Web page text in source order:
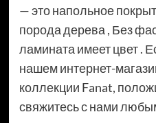
— это напольное
порода дерева , Без
ламината имеет цвет .
нашем интернет-
коллекции Fanat,
свяжитесь с нами